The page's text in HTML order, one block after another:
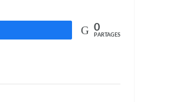
0
PARTAGES